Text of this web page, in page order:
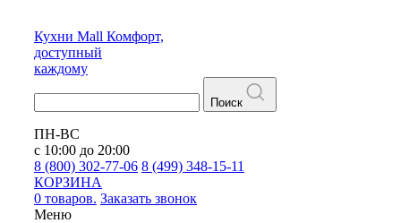
Кухни Mall Комфорт,
доступный
каждому
Поиск
ПН-ВС
с 10:00 до 20:00
8 (800) 302-77-06 8 (499) 348-15-11
КОРЗИНА
0 товаров. Заказать звонок
Меню